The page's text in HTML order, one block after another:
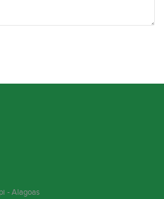
- Alagoas